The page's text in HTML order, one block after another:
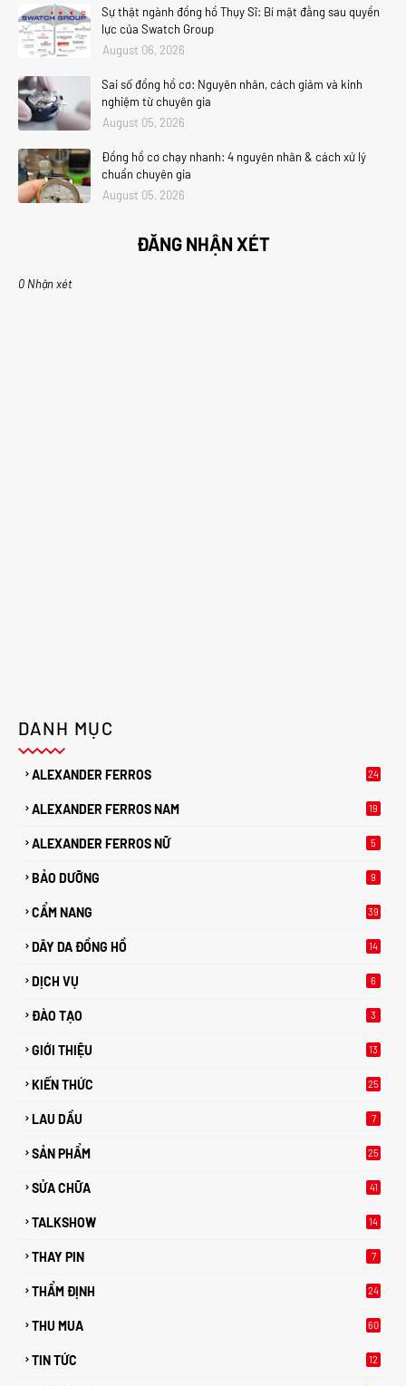
Sự thật ngành đồng hồ Thụy Sĩ: Bí mật đằng sau quyền
lực của Swatch Group
August 06, 2026
Sai số đồng hồ cơ: Nguyên nhân, cách giảm và kinh
nghiệm từ chuyên gia
August 05, 2026
Đồng hồ cơ chạy nhanh: 4 nguyên nhân & cách xử lý
chuẩn chuyên gia
August 05, 2026
ĐĂNG NHẬN XÉT
0 Nhận xét
DANH MỤC
ALEXANDER FERROS 24
ALEXANDER FERROS NAM 19
ALEXANDER FERROS NỮ 5
BẢO DƯỠNG 9
CẨM NANG 39
DÂY DA ĐỒNG HỒ 14
DỊCH VỤ 6
ĐÀO TẠO 3
GIỚI THIỆU 13
KIẾN THỨC
25
LAU DẦU 7
SẢN PHẨM 25
SỬA CHỮA 41
TALKSHOW 14
THAY PIN 7
THẨM ĐỊNH 24
THU MUA 60
TIN TỨC 12